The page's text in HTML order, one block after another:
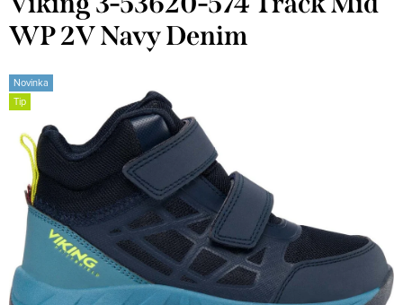
WP 2V Navy Denim
Novinka
Tip